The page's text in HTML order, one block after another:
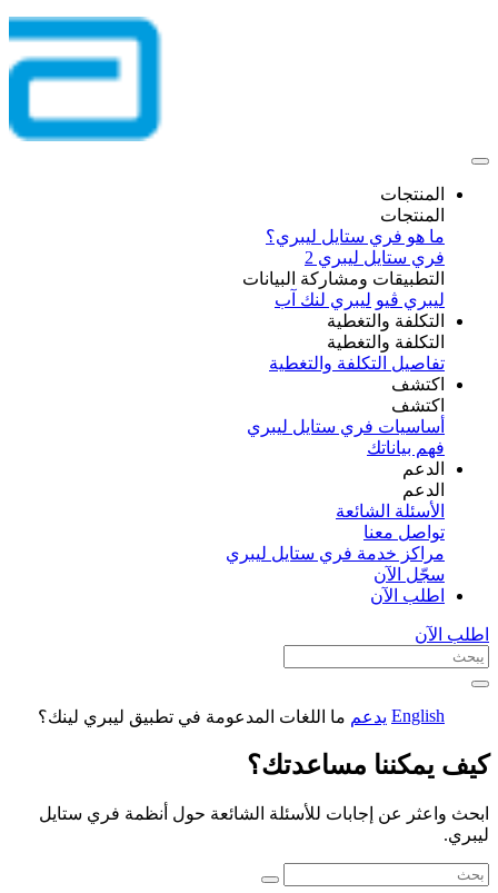
المنتجات
المنتجات
ما هو فري ستايل ليبري؟
فري ستايل ليبري 2
التطبيقات ومشاركة البيانات
ليبري ڤيو ليبري لنك آب
التكلفة والتغطية
التكلفة والتغطية
تفاصيل التكلفة والتغطية
اكتشف​
اكتشف​
أساسيات فري ستايل ليبري
فهم بياناتك
الدعم
الدعم
الأسئلة الشائعة
تواصل معنا
مراكز خدمة فري ستايل ليبري
سجّل الآن​
اطلب الآن
اطلب الآن
English يدعم ما اللغات المدعومة في تطبيق ليبري لينك؟
كيف يمكننا مساعدتك؟
ابحث واعثر عن إجابات للأسئلة الشائعة حول أنظمة فري ستايل
ليبري.